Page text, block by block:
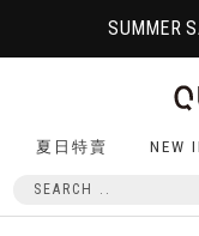
SUMMER
夏日特賣 NEW